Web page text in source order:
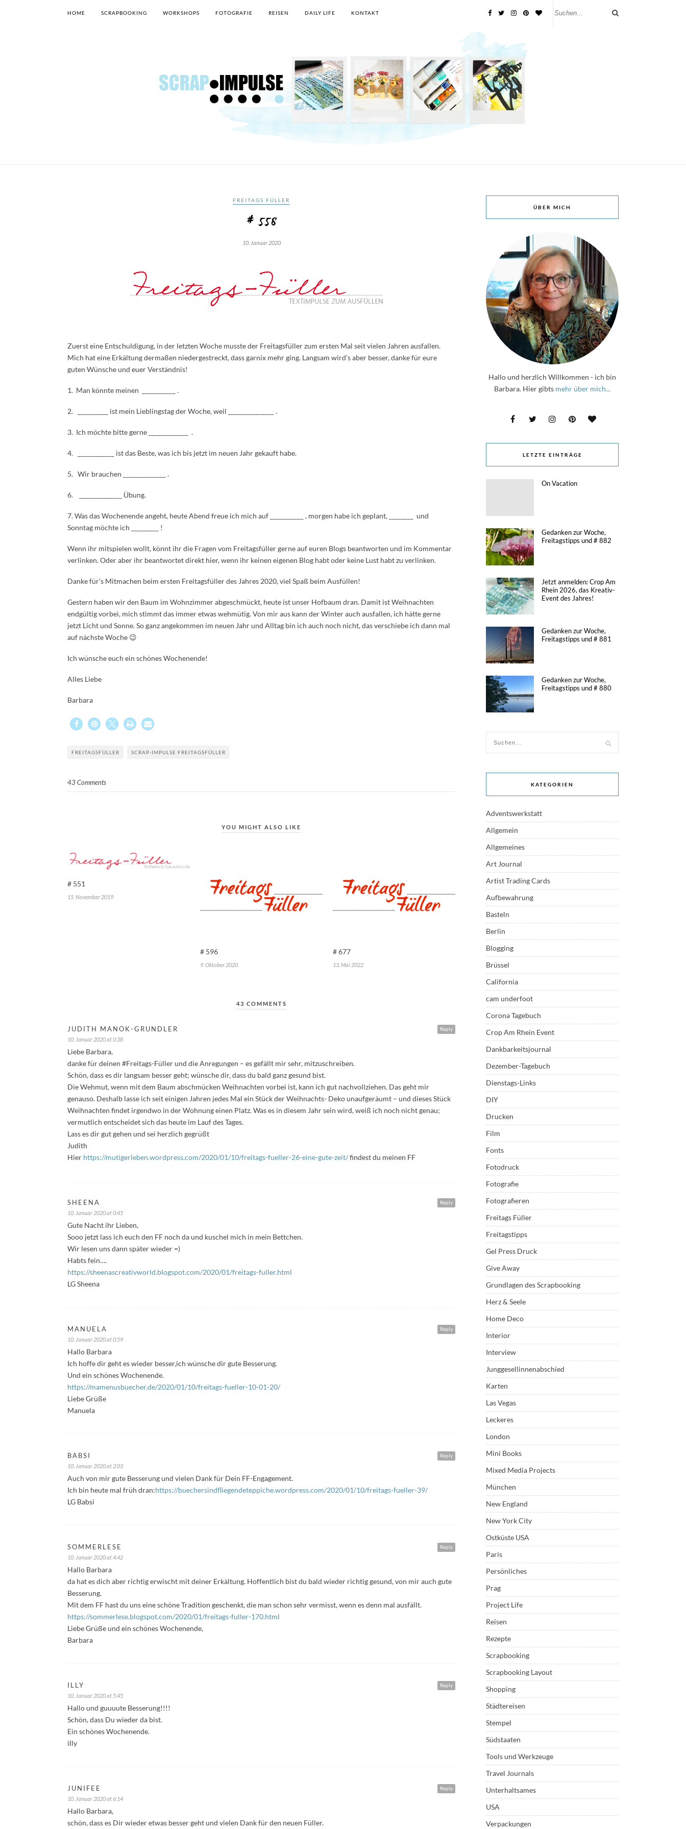
HOME SCRAPBOOKING WORKSHOPS FOTOGRAFIE REISEN DAILY LIFE KONTAKT
FREITAGS FÜLLER
# 558
10. Januar 2020
Zuerst eine Entschuldigung, in der letzten Woche musste der Freitagsfüller zum ersten Mal seit vielen Jahren ausfallen.
Mich hat eine Erkältung dermaßen niedergestreckt, dass garnix mehr ging. Langsam wird’s aber besser, danke für eure
guten Wünsche und euer Verständnis!
1. Man könnte meinen ___________ .
2. __________ ist mein Lieblingstag der Woche, weil _______________ .
3. Ich möchte bitte gerne _____________ .
4. ____________ ist das Beste, was ich bis jetzt im neuen Jahr gekauft habe.
5. Wir brauchen ______________ .
6. ______________ Übung.
7. Was das Wochenende angeht, heute Abend freue ich mich auf ___________ , morgen habe ich geplant, ________ und
Sonntag möchte ich _________ !
Wenn ihr mitspielen wollt, könnt ihr die Fragen vom Freitagsfüller gerne auf euren Blogs beantworten und im Kommentar
verlinken. Oder aber ihr beantwortet direkt hier, wenn ihr keinen eigenen Blog habt oder keine Lust habt zu verlinken.
Danke für’s Mitmachen beim ersten Freitagsfüller des Jahres 2020, viel Spaß beim Ausfüllen!
Gestern haben wir den Baum im Wohnzimmer abgeschmückt, heute ist unser Hofbaum dran. Damit ist Weihnachten
endgültig vorbei, mich stimmt das immer etwas wehmütig. Von mir aus kann der Winter auch ausfallen, ich hätte gerne
jetzt Licht und Sonne. So ganz angekommen im neuen Jahr und Alltag bin ich auch noch nicht, das verschiebe ich dann mal
auf nächste Woche 😉
Ich wünsche euch ein schönes Wochenende!
Alles Liebe
Barbara
FREITAGSFÜLLER SCRAP-IMPULSE FREITAGSFÜLLER
43 Comments
YOU MIGHT ALSO LIKE
# 551
15. November 2019
# 596
9. Oktober 2020
# 677
13. Mai 2022
43 COMMENTS
Reply
JUDITH MANOK-GRUNDLER
10. Januar 2020 at 0:38
Liebe Barbara,
danke für deinen #Freitags-Füller und die Anregungen – es gefällt mir sehr, mitzuschreiben.
Schön, dass es dir langsam besser geht; wünsche dir, dass du bald ganz gesund bist.
Die Wehmut, wenn mit dem Baum abschmücken Weihnachten vorbei ist, kann ich gut nachvollziehen. Das geht mir
genauso. Deshalb lasse ich seit einigen Jahren jedes Mal ein Stück der Weihnachts- Deko unaufgeräumt – und dieses Stück
Weihnachten findet irgendwo in der Wohnung einen Platz. Was es in diesem Jahr sein wird, weiß ich noch nicht genau;
vermutlich entscheidet sich das heute im Lauf des Tages.
Lass es dir gut gehen und sei herzlich gegrüßt
Judith
Hier https://mutigerleben.wordpress.com/2020/01/10/freitags-fueller-26-eine-gute-zeit/findest du meinen FF
Reply
SHEENA
10. Januar 2020 at 0:45
Gute Nacht ihr Lieben,
Sooo jetzt lass ich euch den FF noch da und kuschel mich in mein Bettchen.
Wir lesen uns dann später wieder =)
Habts fein….
https://sheenascreativworld.blogspot.com/2020/01/freitags-fuller.html
LG Sheena
Reply
MANUELA
10. Januar 2020 at 0:59
Hallo Barbara
Ich hoffe dir geht es wieder besser,ich wünsche dir gute Besserung.
Und ein schönes Wochenende.
https://mamenusbuecher.de/2020/01/10/freitags-fueller-10-01-20/
Liebe Grüße
Manuela
Reply
BABSI
10. Januar 2020 at 2:03
Auch von mir gute Besserung und vielen Dank für Dein FF-Engagement.
Ich bin heute mal früh dran:https://buechersindfliegendeteppiche.wordpress.com/2020/01/10/freitags-fueller-39/
LG Babsi
Reply
SOMMERLESE
10. Januar 2020 at 4:42
Hallo Barbara
da hat es dich aber richtig erwischt mit deiner Erkältung. Hoffentlich bist du bald wieder richtig gesund, von mir auch gute
Besserung.
Mit dem FF hast du uns eine schöne Tradition geschenkt, die man schon sehr vermisst, wenn es denn mal ausfällt.
https://sommerlese.blogspot.com/2020/01/freitags-fuller-170.html
Liebe Grüße und ein schönes Wochenende,
Barbara
Reply
ILLY
10. Januar 2020 at 5:45
Hallo und guuuute Besserung!!!!
Schön, dass Du wieder da bist.
Ein schönes Wochenende.
illy
Reply
JUNIFEE
10. Januar 2020 at 6:14
Hallo Barbara,
schön, dass es Dir wieder etwas besser geht und vielen Dank für den neuen Füller.
ÜBER MICH
Hallo und herzlich Willkommen - ich bin
Barbara. Hier gibts mehr über mich...
LETZTE EINTRÄGE
On Vacation
Gedanken zur Woche,
Freitagstipps und # 882
Jetzt anmelden: Crop Am
Rhein 2026, das Kreativ-
Event des Jahres!
Gedanken zur Woche,
Freitagstipps und # 881
Gedanken zur Woche,
Freitagstipps und # 880
KATEGORIEN
Adventswerkstatt
Allgemein
Allgemeines
Art Journal
Artist Trading Cards
Aufbewahrung
Basteln
Berlin
Blogging
Brüssel
California
cam underfoot
Corona Tagebuch
Crop Am Rhein Event
Dankbarkeitsjournal
Dezember-Tagebuch
Dienstags-Links
DIY
Drucken
Film
Fonts
Fotodruck
Fotografie
Fotografieren
Freitags Füller
Freitagstipps
Gel Press Druck
Give Away
Grundlagen des Scrapbooking
Herz & Seele
Home Deco
Interior
Interview
Junggesellinnenabschied
Karten
Las Vegas
Leckeres
London
Mini Books
Mixed Media Projects
München
New England
New York City
Ostküste USA
Paris
Persönliches
Prag
Project Life
Reisen
Rezepte
Scrapbooking
Scrapbooking Layout
Shopping
Städtereisen
Stempel
Südstaaten
Tools und Werkzeuge
Travel Journals
Unterhaltsames
USA
Verpackungen